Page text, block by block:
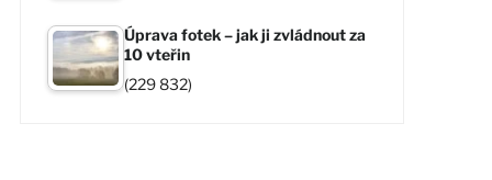
Úprava fotek – jak ji zvládnout za
10 vteřin
(229 832)